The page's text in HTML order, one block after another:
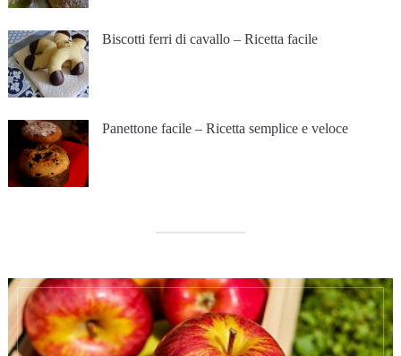
Biscotti ferri di cavallo – Ricetta facile
Panettone facile – Ricetta semplice e veloce